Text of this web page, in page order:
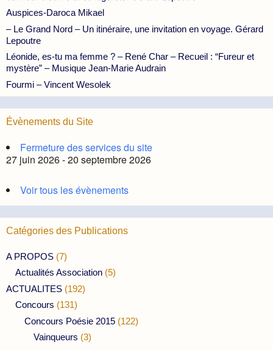
Auspices-Daroca Mikael
– Le Grand Nord – Un itinéraire, une invitation en voyage. Gérard
Lepoutre
Léonide, es-tu ma femme ? – René Char – Recueil : “Fureur et
mystère” – Musique Jean-Marie Audrain
Fourmi – Vincent Wesolek
Évènements du Site
Fermeture des services du site
27 juin 2026 - 20 septembre 2026
Voir tous les évènements
Catégories des Publications
A PROPOS (7)
Actualités Association (5)
ACTUALITES (192)
Concours (131)
Concours Poésie 2015 (122)
Vainqueurs (3)